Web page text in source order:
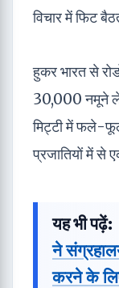
विचार में फिट
हुकर भारत से
30,000 नमूने
मिट्टी में फले-
प्रजातियों में से
यह भी पढ़ें:
ने
करने के